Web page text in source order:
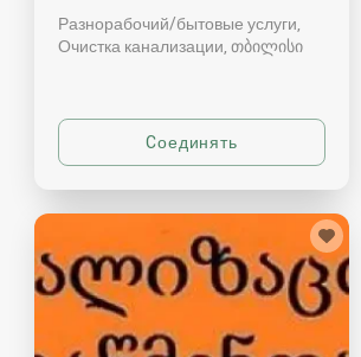
Разнорабочий/бытовые услуги,
Очистка канализации თბილისი